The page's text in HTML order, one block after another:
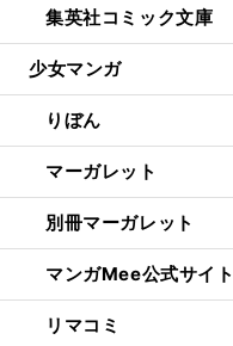
集英社コミック文庫
少女マンガ
りぼん
マーガレット
別冊マーガレット
マンガMee公式サイト
リマコミ